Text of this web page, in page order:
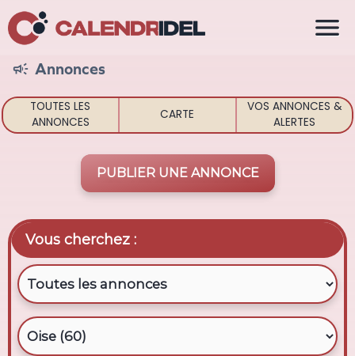
 Annonces
TOUTES LES
ANNONCES
CARTE
VOS ANNONCES &
ALERTES
PUBLIER UNE ANNONCE
Vous cherchez :
